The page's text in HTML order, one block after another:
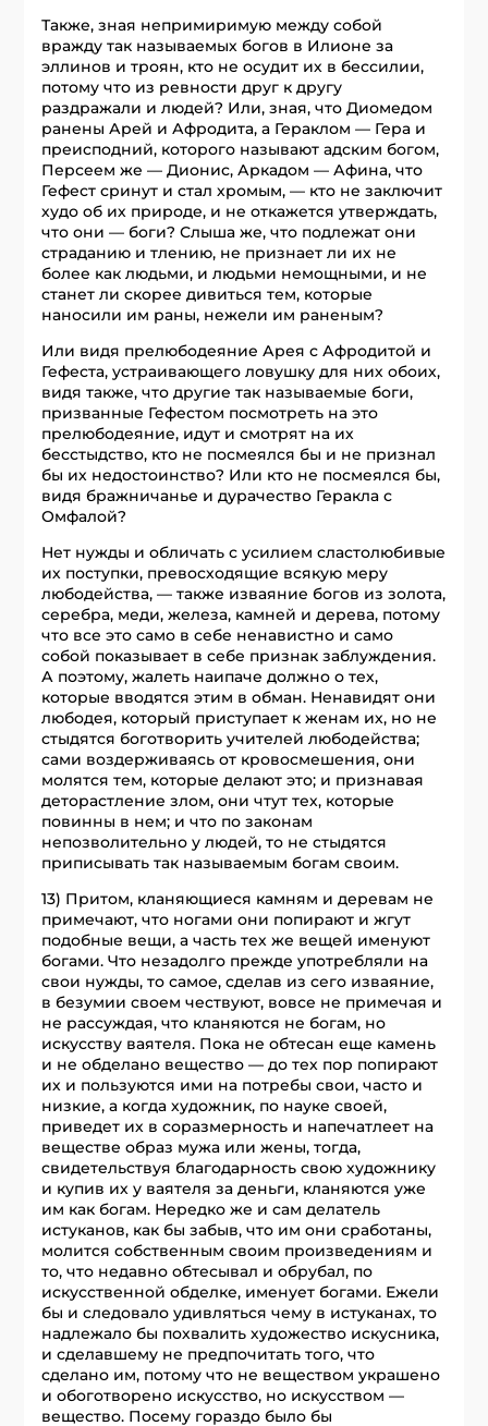
Также, зная непримиримую между собой
вражду так называемых богов в Илионе за
эллинов и троян, кто не осудит их в бессилии,
потому что из ревности друг к другу
раздражали и людей? Или, зная, что Диомедом
ранены Арей и Афродита, а Гераклом — Гера и
преисподний, которого называют адским богом,
Персеем же — Дионис, Аркадом — Афина, что
Гефест сринут и стал хромым, — кто не заключит
худо об их природе, и не откажется утверждать,
что они — боги? Слыша же, что подлежат они
страданию и тлению, не признает ли их не
более как людьми, и людьми немощными, и не
станет ли скорее дивиться тем, которые
наносили им раны, нежели им раненым?
Или видя прелюбодеяние Арея с Афродитой и
Гефеста, устраивающего ловушку для них обоих,
видя также, что другие так называемые боги,
призванные Гефестом посмотреть на это
прелюбодеяние, идут и смотрят на их
бесстыдство, кто не посмеялся бы и не признал
бы их недостоинство? Или кто не посмеялся бы,
видя бражничанье и дурачество Геракла с
Омфалой?
Нет нужды и обличать с усилием сластолюбивые
их поступки, превосходящие всякую меру
любодейства, — также изваяние богов из золота,
серебра, меди, железа, камней и дерева, потому
что все это само в себе ненавистно и само
собой показывает в себе признак заблуждения.
А поэтому, жалеть наипаче должно о тех,
которые вводятся этим в обман. Ненавидят они
любодея, который приступает к женам их, но не
стыдятся боготворить учителей любодейства;
сами воздерживаясь от кровосмешения, они
молятся тем, которые делают это; и признавая
деторастление злом, они чтут тех, которые
повинны в нем; и что по законам
непозволительно у людей, то не стыдятся
приписывать так называемым богам своим.
13) Притом, кланяющиеся камням и деревам не
примечают, что ногами они попирают и жгут
подобные вещи, а часть тех же вещей именуют
богами. Что незадолго прежде употребляли на
свои нужды, то самое, сделав из сего изваяние,
в безумии своем чествуют, вовсе не примечая и
не рассуждая, что кланяются не богам, но
искусству ваятеля. Пока не обтесан еще камень
и не обделано вещество — до тех пор попирают
их и пользуются ими на потребы свои, часто и
низкие, а когда художник, по науке своей,
приведет их в соразмерность и напечатлеет на
веществе образ мужа или жены, тогда,
свидетельствуя благодарность свою художнику
и купив их у ваятеля за деньги, кланяются уже
им как богам. Нередко же и сам делатель
истуканов, как бы забыв, что им они сработаны,
молится собственным своим произведениям и
то, что недавно обтесывал и обрубал, по
искусственной обделке, именует богами. Ежели
бы и следовало удивляться чему в истуканах, то
надлежало бы похвалить художество искусника,
и сделавшему не предпочитать того, что
сделано им, потому что не веществом украшено
и обоготворено искусство, но искусством —
вещество. Посему гораздо было бы